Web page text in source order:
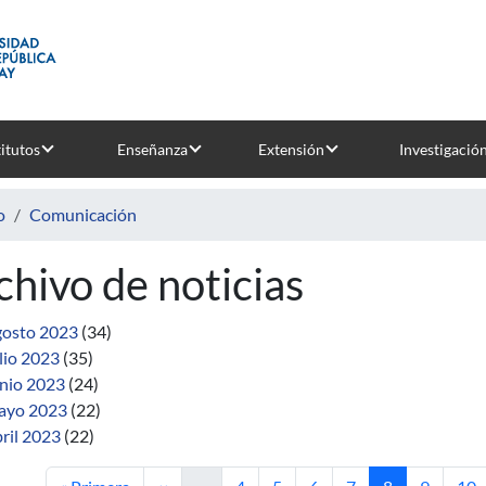
Enseñanza Extensión Investigación
Comunicación
de noticias
2023 (34)
2023 (35)
2023 (24)
2023 (22)
2023 (22)